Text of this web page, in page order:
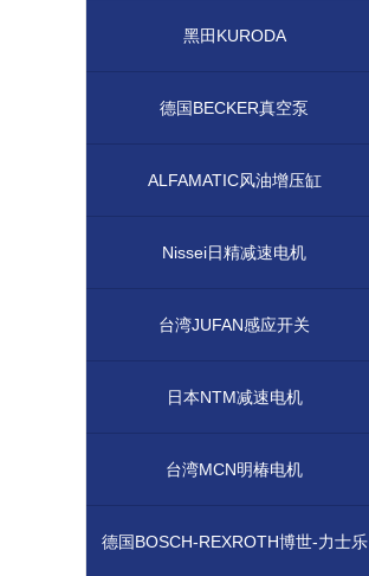
黑田KURODA
德国BECKER真空泵
ALFAMATIC风油增压缸
Nissei日精减速电机
台湾JUFAN感应开关
日本NTM减速电机
台湾MCN明椿电机
德国BOSCH-REXROTH博世-力士乐